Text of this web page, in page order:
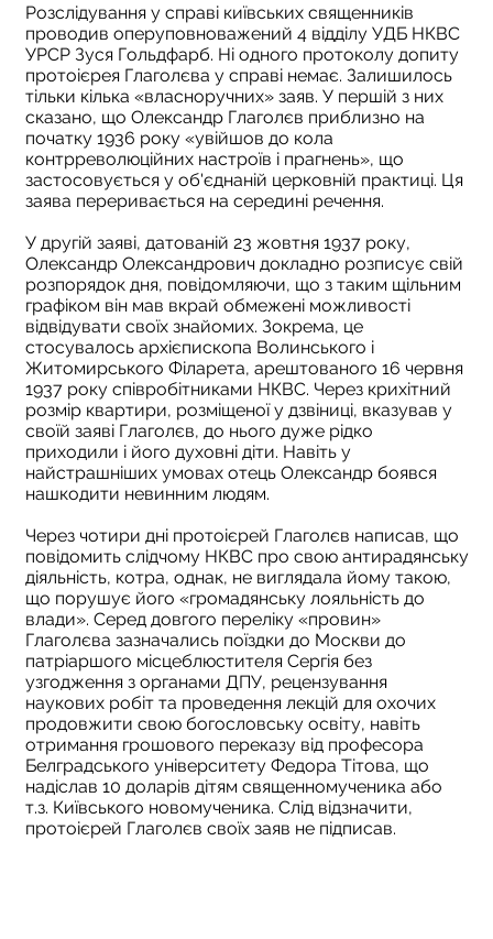
Розслідування у справі київських священників
проводив оперуповноважений 4 відділу УДБ НКВС
УРСР Зуся Гольдфарб. Ні одного протоколу допиту
протоієрея Глаголєва у справі немає. Залишилось
тільки кілька «власноручних» заяв. У першій з них
сказано, що Олександр Глаголєв приблизно на
початку 1936 року «увійшов до кола
контрреволюційних настроїв і прагнень», що
застосовується у об'єднаній церковній практиці. Ця
заява переривається на середині речення.
У другій заяві, датованій 23 жовтня 1937 року,
Олександр Олександрович докладно розписує свій
розпорядок дня, повідомляючи, що з таким щільним
графіком він мав вкрай обмежені можливості
відвідувати своїх знайомих. Зокрема, це
стосувалось архієпископа Волинського і
Житомирського Філарета, арештованого 16 червня
1937 року співробітниками НКВС. Через крихітний
розмір квартири, розміщеної у дзвіниці, вказував у
своїй заяві Глаголєв, до нього дуже рідко
приходили і його духовні діти. Навіть у
найстрашніших умовах отець Олександр боявся
нашкодити невинним людям.
Через чотири дні протоієрей Глаголєв написав, що
повідомить слідчому НКВС про свою антирадянську
діяльність, котра, однак, не виглядала йому такою,
що порушує його «громадянську лояльність до
влади». Серед довгого переліку «провин»
Глаголєва зазначались поїздки до Москви до
патріаршого місцеблюстителя Сергія без
узгодження з органами ДПУ, рецензування
наукових робіт та проведення лекцій для охочих
продовжити свою богословську освіту, навіть
отримання грошового переказу від професора
Белградського університету Федора Тітова, що
надіслав 10 доларів дітям священномученика або
т.з. Київського новомученика. Слід відзначити,
протоієрей Глаголєв своїх заяв не підписав.